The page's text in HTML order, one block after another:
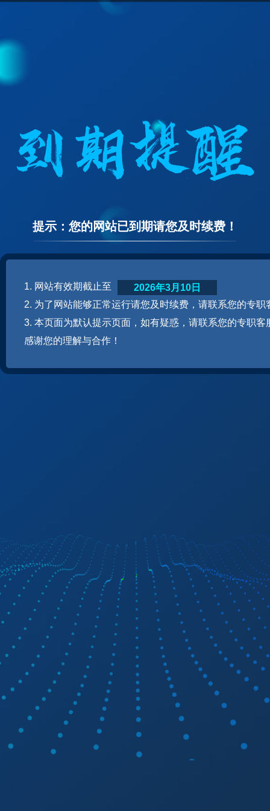
提示：您的网站已到期请您及时续费！
1. 网站有效期截止至
2. 为了网站能够正常运行请您及时续费，请联系您的专职
3. 本页面为默认提示页面，如有疑惑，请联系您的专职客
感谢您的理解与合作！
2026年3月10日